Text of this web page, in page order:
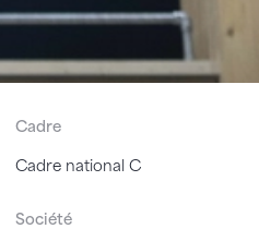
Cadre
Cadre national C
Société